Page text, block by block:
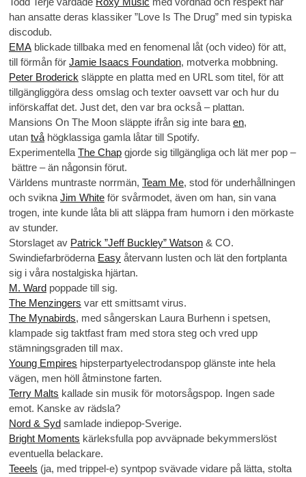
han ansatte deras klassiker ”Love Is The Drug” med sin typiska
discodub.
EMA blickade tillbaka med en fenomenal låt (och video) för att,
till förmån för Jamie Isaacs Foundation, motverka mobbning.
Peter Broderick släppte en platta med en URL som titel, för att
tillgängliggöra dess omslag och texter oavsett var och hur du
införskaffat det. Just det, den var bra också – plattan.
Mansions On The Moon släppte ifrån sig inte bara en,
utan två högklassiga gamla låtar till Spotify.
Experimentella The Chap gjorde sig tillgängliga och lät mer pop –
bättre – än någonsin förut.
Världens muntraste norrmän, Team Me, stod för underhållningen
och svikna Jim White för svårmodet, även om han, sin vana
trogen, inte kunde låta bli att släppa fram humorn i den mörkaste
av stunder.
Storslaget av Patrick ”Jeff Buckley” Watson & CO.
Swindiefarbröderna Easy återvann lusten och lät den fortplanta
sig i våra nostalgiska hjärtan.
M. Ward poppade till sig.
The Menzingers var ett smittsamt virus.
The Mynabirds, med sångerskan Laura Burhenn i spetsen,
klampade sig taktfast fram med stora steg och vred upp
stämningsgraden till max.
Young Empires hipsterpartyelectrodanspop glänste inte hela
vägen, men höll åtminstone farten.
Terry Malts kallade sin musik för motorsågspop. Ingen sade
emot. Kanske av rädsla?
Nord & Syd samlade indiepop-Sverige.
Bright Moments kärleksfulla pop avväpnade bekymmerslöst
eventuella belackare.
Teeels (ja, med trippel-e) syntpop svävade vidare på lätta, stolta